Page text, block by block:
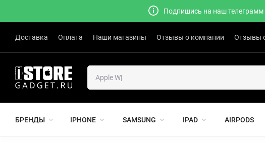
Подпишись на наш телеграмм
Доставка Оплата Наши магазины Отзывы о компании Отзывы
БРЕНДЫ IPHONE SAMSUNG IPAD AIRPODS